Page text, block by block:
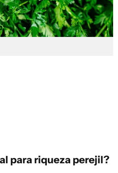
para riqueza perejil?